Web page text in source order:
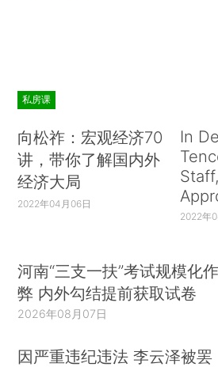
私房课
向松祚：宏观经济70
讲，带你了解国内外
经济大局
2022年04月06日
In
2022年
河南“三支一扶”考试规模化作
弊 内外勾结提前获取试卷
2026年08月07日
因严重违纪违法 李云泽被罢